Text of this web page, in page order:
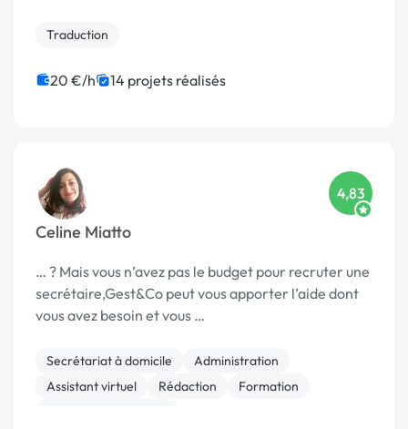
Traduction
20 €/h 14 projets réalisés
Celine Miatto
4,83
… ? Mais vous n’avez pas le budget pour recruter une
secrétaire,Gest&Co peut vous apporter l’aide dont
vous avez besoin et vous …
Secrétariat à domicile
Administration
Assistant virtuel
Rédaction
Formation